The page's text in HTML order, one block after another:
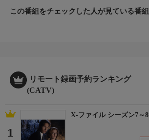
この番組をチェックした人が見ている番組
リモート録画予約ランキング
(CATV)
1
X-ファイル シーズン7～8